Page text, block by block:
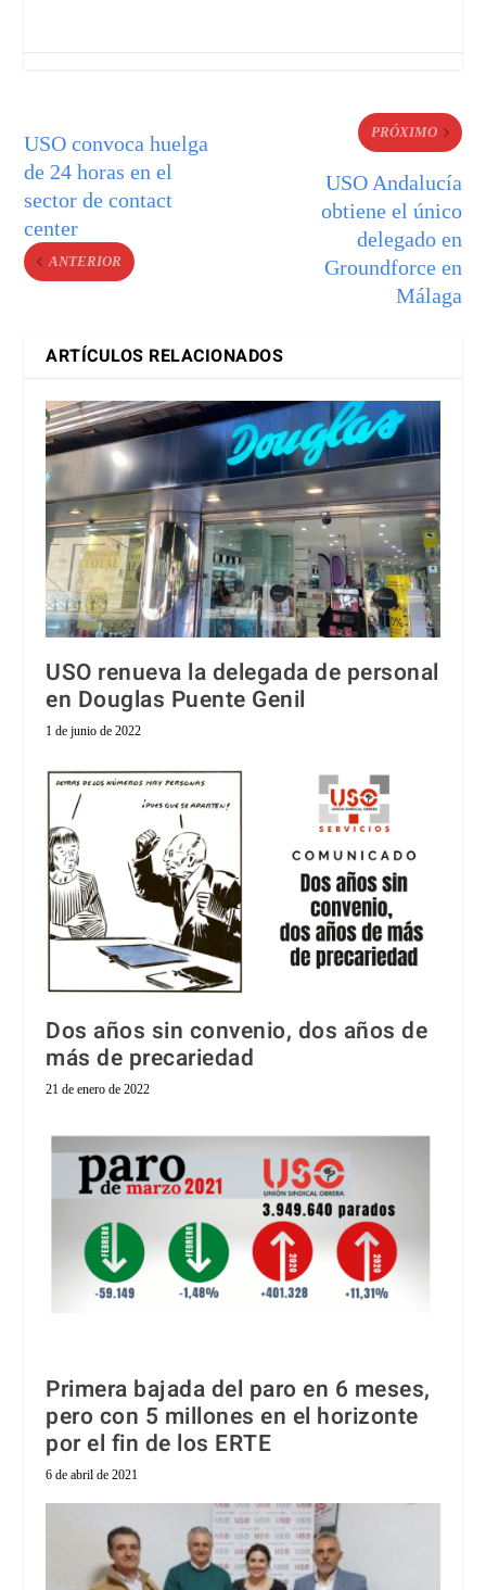
USO convoca huelga
de 24 horas en el
sector de contact
center
ANTERIOR
PRÓXIMO
USO Andalucía
obtiene el único
delegado en
Groundforce en
Málaga
ARTÍCULOS RELACIONADOS
USO renueva la delegada de personal
en Douglas Puente Genil
1 de junio de 2022
Dos años sin convenio, dos años de
más de precariedad
21 de enero de 2022
Primera bajada del paro en 6 meses,
pero con 5 millones en el horizonte
por el fin de los ERTE
6 de abril de 2021